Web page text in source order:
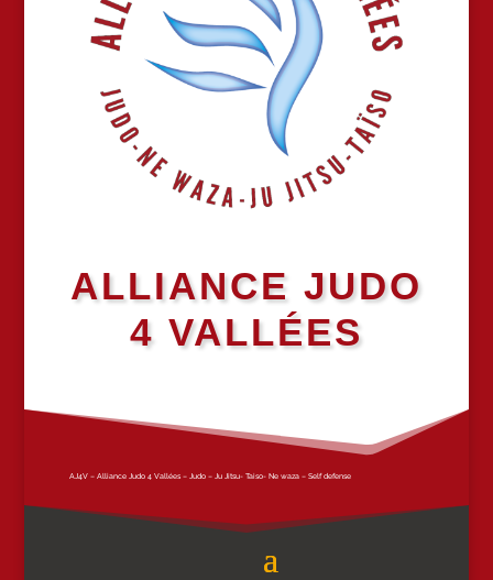
ALLIANCE JUDO
4 VALLÉES
AJ4V – Alliance Judo 4 Vallées – Judo – Ju Jitsu- Taiso- Ne waza – Self defense